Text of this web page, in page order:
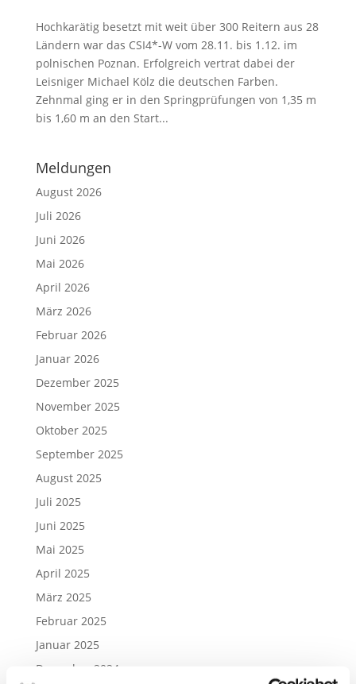
Hochkarätig besetzt mit weit über 300 Reitern aus 28
Ländern war das CSI4*-W vom 28.11. bis 1.12. im
polnischen Poznan. Erfolgreich vertrat dabei der
Leisniger Michael Kölz die deutschen Farben.
Zehnmal ging er in den Springprüfungen von 1,35 m
bis 1,60 m an den Start...
Meldungen
August 2026
Juli 2026
Juni 2026
Mai 2026
April 2026
März 2026
Februar 2026
Januar 2026
Dezember 2025
November 2025
Oktober 2025
September 2025
August 2025
Juli 2025
Juni 2025
Mai 2025
April 2025
März 2025
Februar 2025
Januar 2025
Dezember 2024